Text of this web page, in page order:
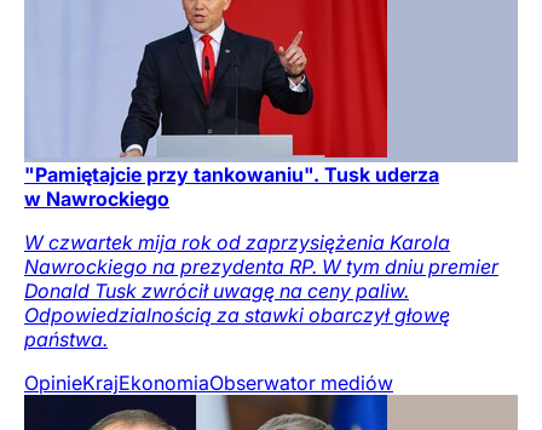
"Pamiętajcie przy tankowaniu". Tusk uderza
w Nawrockiego
W czwartek mija rok od zaprzysiężenia Karola
Nawrockiego na prezydenta RP. W tym dniu premier
Donald Tusk zwrócił uwagę na ceny paliw.
Odpowiedzialnością za stawki obarczył głowę
państwa.
OpinieKrajEkonomiaObserwator mediów